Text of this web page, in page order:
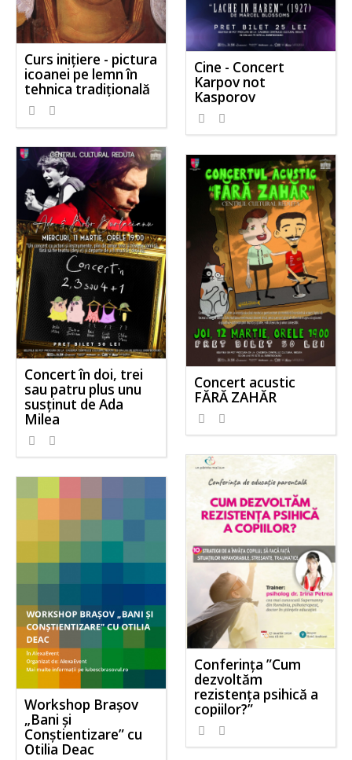
Curs inițiere - pictura
icoanei pe lemn în
tehnica tradițională
Cine - Concert
Karpov not
Kasporov
Concert în doi, trei
sau patru plus unu
susținut de Ada
Milea
Concert acustic
FĂRĂ ZAHĂR
Conferința ”Cum
dezvoltăm
rezistența psihică a
copiilor?”
Workshop Brașov
„Bani și
Conștientizare” cu
Otilia Deac